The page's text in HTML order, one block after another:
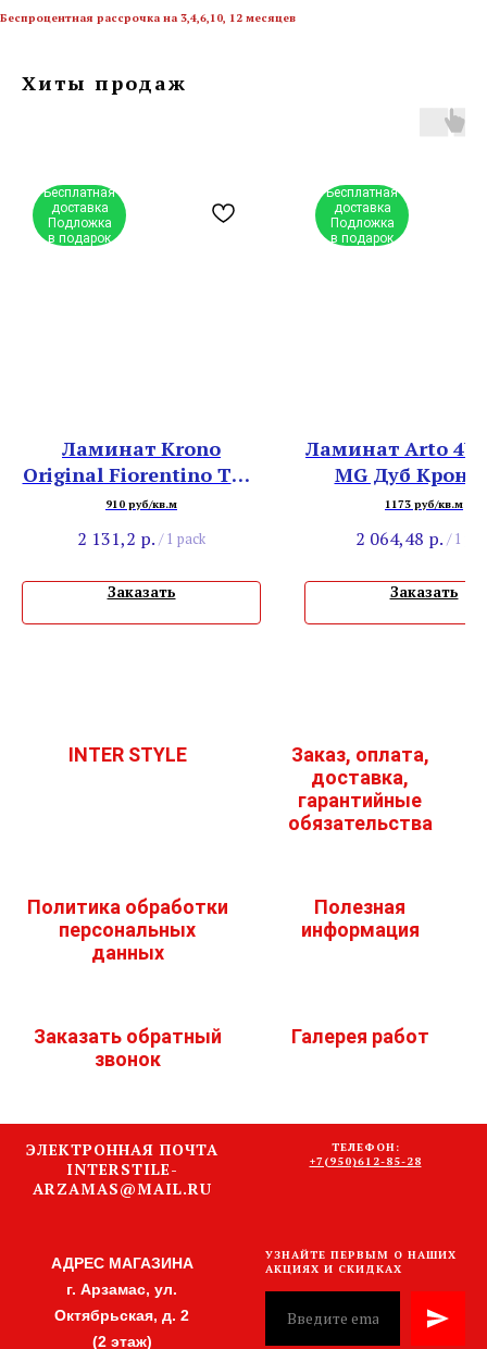
Беспроцентная рассрочка на 3,4,6,10, 12 месяцев
Хиты продаж
Бесплатная
доставка
Подложка
в подарок
Ламинат Krono
Original Fiorentino ТС 8
32 4V 8642 Дуб Каньон
Белый
910 руб/кв.м
2 131,2 р. / 1 pack
Заказать
Бесплатная
доставка
Подложка
в подарок
Ламинат Arto 4V
MG Дуб
1173 руб/кв.м
2 064,48 р. / 1
Заказать
INTER STYLE
Заказ, оплата,
доставка,
гарантийные
обязательства
Политика обработки
персональных
данных
Полезная
информация
Заказать обратный
звонок
Галерея работ
ЭЛЕКТРОННАЯ ПОЧТА
INTERSTILE-
ARZAMAS@MAIL.RU
ТЕЛЕФОН:
+7(950)612-85-28
АДРЕС МАГАЗИНА
г. Арзамас, ул.
Октябрьская, д. 2
(2 этаж)
УЗНАЙТЕ ПЕРВЫМ О НАШИХ
АКЦИЯХ И СКИДКАХ